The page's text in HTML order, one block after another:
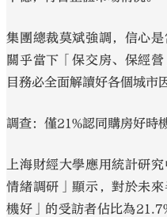
集團總裁莫斌強調，信心是
關乎當下「保交房、保經
目務必全面解讀好各個城市
調查：僅21%認同購房好時
上海財經大學應用統計研
情緒調研」顯示，對於未
機好」的受訪者佔比為